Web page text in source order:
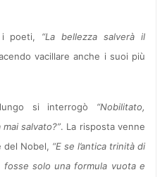
i poeti, “La bellezza salverà il
vacillare anche i suoi più
si interrogò “Nobilitato,
salvato?”. La risposta venne
del Nobel, “E se l’antica trinità di
fosse solo una formula vuota e